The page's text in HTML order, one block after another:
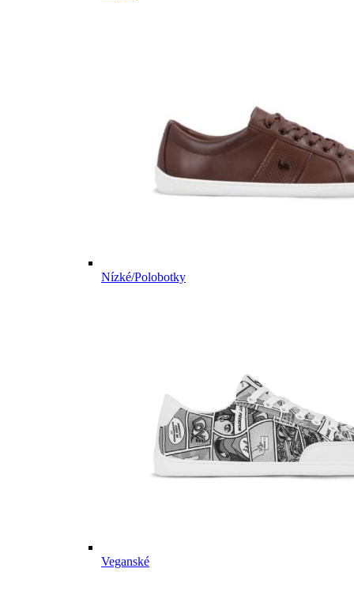
Nízké/Polobotky
Veganské